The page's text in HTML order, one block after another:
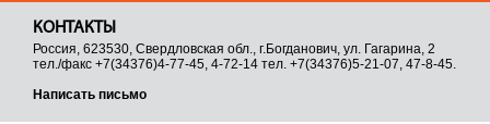
КОНТАКТЫ
Россия, 623530, Свердловская обл., г.Богданович, ул. Гагарина, 2
тел./факс +7(34376)4-77-45, 4-72-14 тел. +7(34376)5-21-07, 47-8-45.
Написать письмо